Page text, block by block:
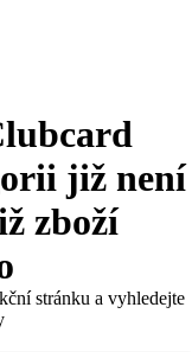
již není
zboží
stránku a vyhledejte